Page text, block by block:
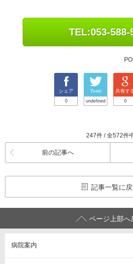
TEL:053-588-
シェア
0
Tweet
undefined
共有す
0
247件 / 全572件
前の記事へ
記事一覧に戻
ページ上部へ
病院案内